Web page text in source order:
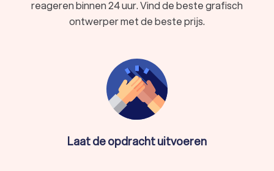
reageren binnen 24 uur. Vind de beste grafisch
ontwerper met de beste prijs.
Laat de opdracht uitvoeren